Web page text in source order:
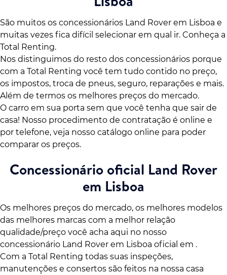
São muitos os concessionários Land Rover em Lisboa e
muitas vezes fica difícil selecionar em qual ir. Conheça a
Total Renting.
Nos distinguimos do resto dos concessionários porque
com a Total Renting você tem tudo contido no preço,
os impostos, troca de pneus, seguro, reparações e mais.
Além de termos os melhores preços do mercado.
O carro em sua porta sem que você tenha que sair de
casa! Nosso procedimento de contratação é online e
por telefone, veja nosso catálogo online para poder
comparar os preços.
Concessionário oficial Land Rover
em Lisboa
Os melhores preços do mercado, os melhores modelos
das melhores marcas com a melhor relação
qualidade/preço você acha aqui no nosso
concessionário Land Rover em Lisboa oficial em .
Com a Total Renting todas suas inspeções,
manutenções e consertos são feitos na nossa casa